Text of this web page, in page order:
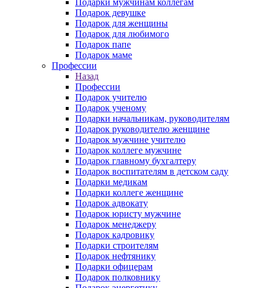
Подарки мужчинам коллегам
Подарок девушке
Подарок для женщины
Подарок для любимого
Подарок папе
Подарок маме
Профессии
Назад
Профессии
Подарок учителю
Подарок ученому
Подарки начальникам, руководителям
Подарок руководителю женщине
Подарок мужчине учителю
Подарок коллеге мужчине
Подарок главному бухгалтеру
Подарок воспитателям в детском саду
Подарки медикам
Подарки коллеге женщине
Подарок адвокату
Подарок юристу мужчине
Подарок менеджеру
Подарок кадровику
Подарки строителям
Подарок нефтянику
Подарки офицерам
Подарок полковнику